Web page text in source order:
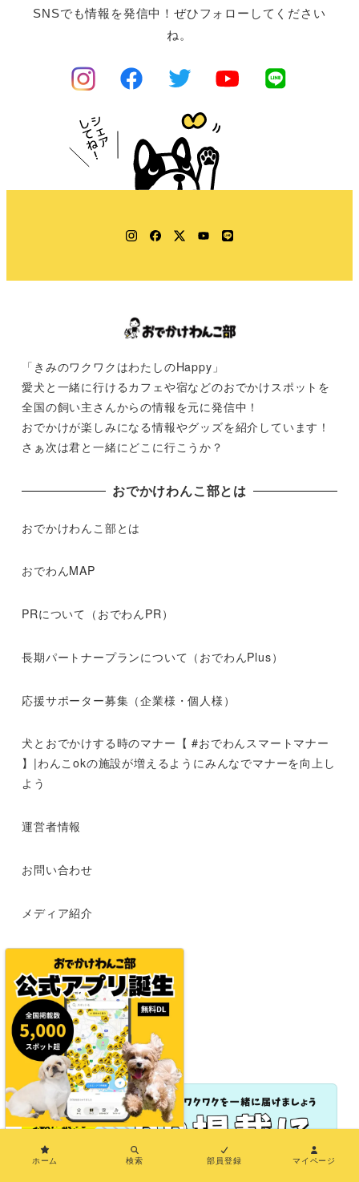
SNSでも情報を発信中！ぜひフォローしてください
ね。
Instagram
Facebook
TwitterYouTube
LINE
「きみのワクワクはわたしのHappy」
愛犬と一緒に行けるカフェや宿などのおでかけスポットを
全国の飼い主さんからの情報を元に発信中！
おでかけが楽しみになる情報やグッズを紹介しています！
さぁ次は君と一緒にどこに行こうか？
おでかけわんこ部とは
おでかけわんこ部とは
おでわんMAP
PRについて（おでわんPR）
長期パートナープランについて（おでわんPlus）
応援サポーター募集（企業様・個人様）
犬とおでかけする時のマナー【 #おでわんスマートマナー
】|わんこokの施設が増えるようにみんなでマナーを向上し
よう
運営者情報
お問い合わせ
メディア紹介
特定商取引法に基づく表示
利用規約
プライバシーポリシー
ホーム 検索 部員登録 マイページ